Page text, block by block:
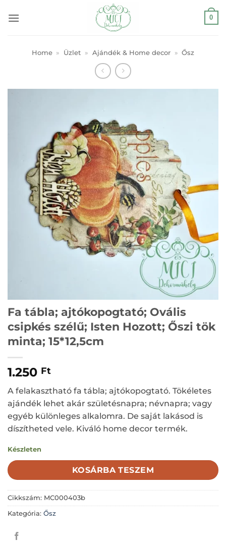
0
Home » Üzlet » Ajándék & Home decor » Ősz
Fa tábla; ajtókopogtató; Ovális
csipkés szélű; Isten Hozott; Őszi tök
minta; 15*12,5cm
1.250 Ft
A felakasztható fa tábla; ajtókopogtató. Tökéletes
ajándék lehet akár születésnapra; névnapra; vagy
egyéb különleges alkalomra. De saját lakásod is
díszítheted vele. Kiváló home decor termék.
Készleten
KOSÁRBA TESZEM
Cikkszám: MC000403b
Kategória: Ősz